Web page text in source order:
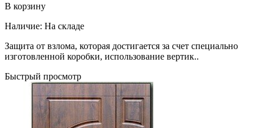
В корзину
Наличие: На складе
Защита от взлома, которая достигается за счет специально
изготовленной коробки, использование вертик..
Быстрый просмотр